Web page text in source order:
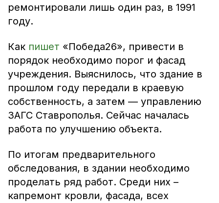
ремонтировали лишь один раз, в 1991
году.
Как пишет «Победа26», привести в
порядок необходимо порог и фасад
учреждения. Выяснилось, что здание в
прошлом году передали в краевую
собственность, а затем — управлению
ЗАГС Ставрополья. Сейчас началась
работа по улучшению объекта.
По итогам предварительного
обследования, в здании необходимо
проделать ряд работ. Среди них –
капремонт кровли, фасада, всех